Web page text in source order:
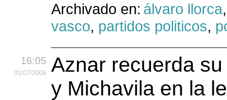
Archivado en: álvaro llorca
vasco, partidos politicos,
16:05
01/07/2009
Aznar recuerda
y Michavila en la